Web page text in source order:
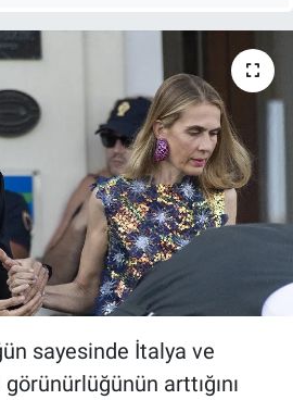
sayesinde İtalya ve
arttığını